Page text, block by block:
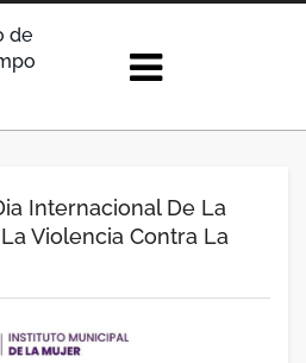
de
Internacional De La
Violencia Contra La